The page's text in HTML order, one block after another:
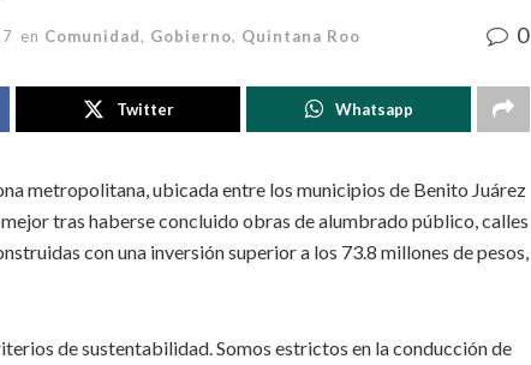
en Comunidad, Gobierno, Quintana Roo 0
Twitter Whatsapp
metropolitana, ubicada entre los municipios de Benito Juárez
tras haberse concluido obras de alumbrado público, calles
con una inversión superior a los 73.8 millones de pesos,
de sustentabilidad. Somos estrictos en la conducción de